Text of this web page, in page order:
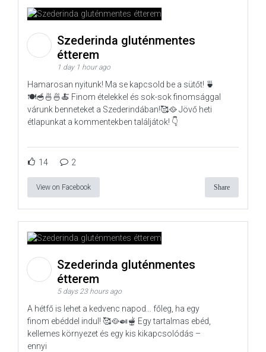
Szederinda gluténmentes
étterem
1 day 1 hour ago
Hamarosan nyitunk! Ma se kapcsold be a sütőt! 🍵
🍽️🥣🍜🍜🍝 Finom ételekkel és sok-sok finomsággal
várunk benneteket a Szederindában!🥰🥘 Jövő heti
étlapunkat a kommentekben találjátok! 👇
14 2
View on Facebook Share
Szederinda gluténmentes
étterem
5 days 23 hours ago
A hétfő is lehet a kedvenc napod… főleg, ha egy
finom ebéddel indul! 🥰🥘🍛🫕 Egy tartalmas ebéd,
kellemes környezet és egy kis kikapcsolódás –
ennyi